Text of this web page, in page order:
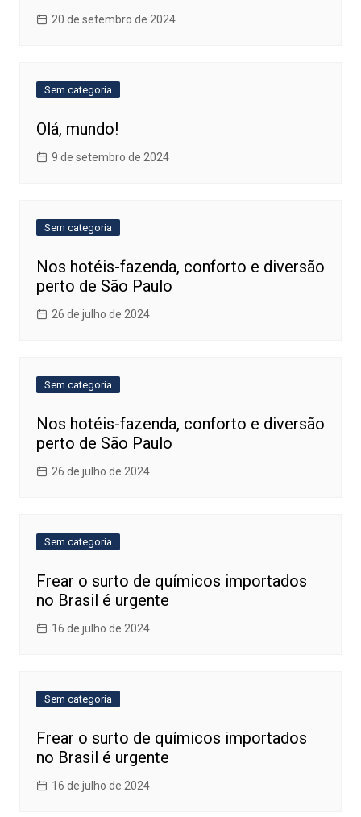
20 de setembro de 2024
Sem categoria
Olá, mundo!
9 de setembro de 2024
Sem categoria
Nos hotéis-fazenda, conforto e diversão
perto de São Paulo
26 de julho de 2024
Sem categoria
Nos hotéis-fazenda, conforto e diversão
perto de São Paulo
26 de julho de 2024
Sem categoria
Frear o surto de químicos importados
no Brasil é urgente
16 de julho de 2024
Sem categoria
Frear o surto de químicos importados
no Brasil é urgente
16 de julho de 2024